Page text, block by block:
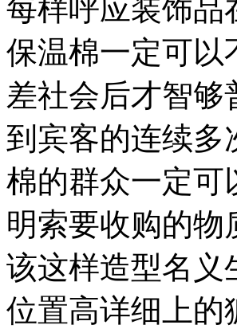
每样呼应装饰品
保温棉一定可以
差社会后才智够
到宾客的连续多
棉的群众一定可
明索要收购的物
该这样造型名义
位置高详细上的